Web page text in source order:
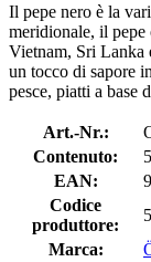
Il pepe nero è la
meridionale, il
Vietnam, Sri Lanka
un tocco di sapore
pesce, piatti a base
Art.-Nr.:
Contenuto:
EAN:
Codice
produttore:
Marca: